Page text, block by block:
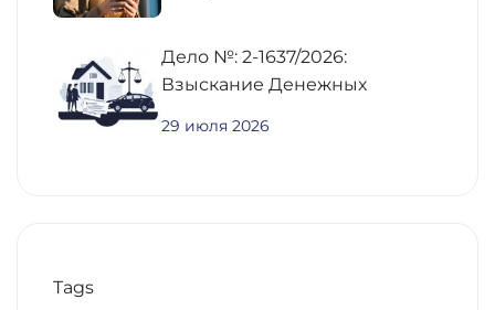
Дело №: 2-1637/2026:
Взыскание Денежных
29 июля 2026
Tags